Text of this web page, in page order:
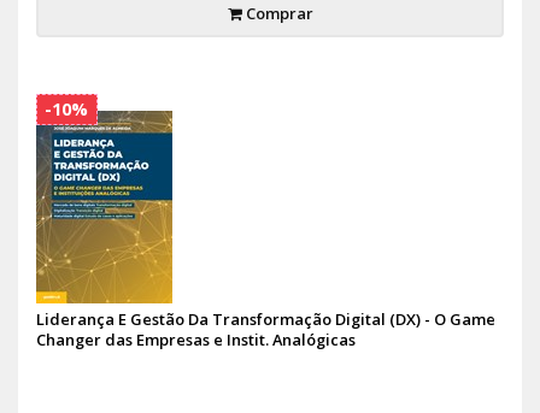
Comprar
Liderança E Gestão Da Transformação Digital (DX) - O Game
Changer das Empresas e Instit. Analógicas
-10%